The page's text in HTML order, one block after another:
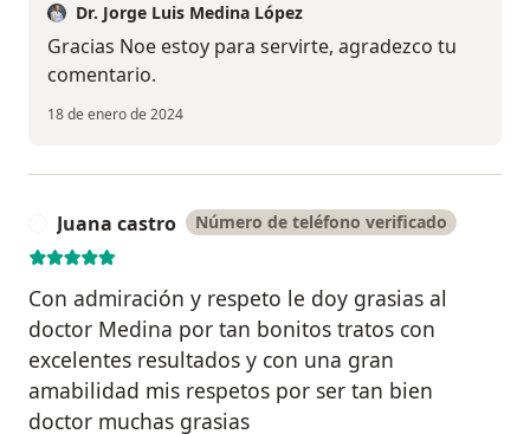
Dr. Jorge Luis Medina López
Gracias Noe estoy para servirte, agradezco tu
comentario.
18 de enero de 2024
Juana castro Número de teléfono verificado
Con admiración y respeto le doy grasias al
doctor Medina por tan bonitos tratos con
excelentes resultados y con una gran
amabilidad mis respetos por ser tan bien
doctor muchas grasias